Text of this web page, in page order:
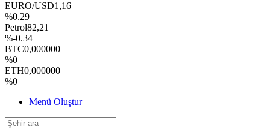
EURO/USD1,16
%0.29
Petrol82,21
%-0.34
BTC0,000000
%0
ETH0,000000
%0
Menü Oluştur